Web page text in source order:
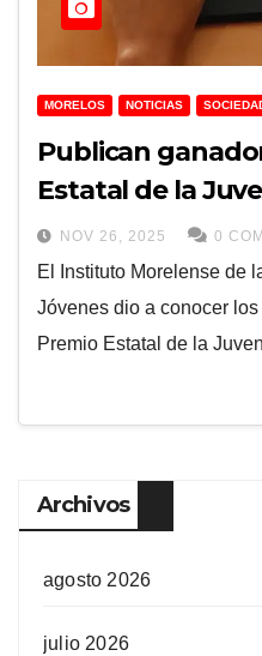
MORELOS NOTICIAS
Publican
Estatal de la
NOV 26, 2025 0
El Instituto Morelense de
Jóvenes dio a conocer
Premio Estatal de la
Archivos
agosto 2026
julio 2026